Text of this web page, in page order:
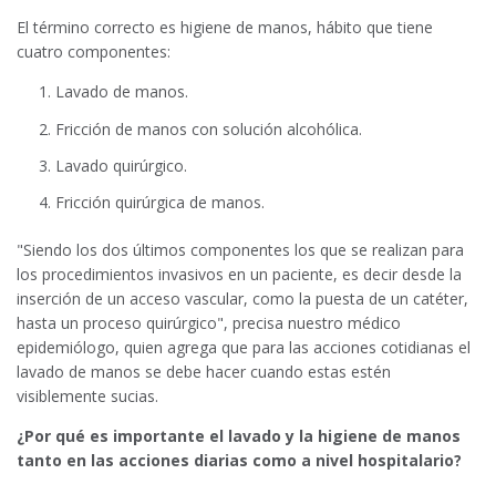
El término correcto es higiene de manos, hábito que tiene
cuatro componentes:
Lavado de manos.
Fricción de manos con solución alcohólica.
Lavado quirúrgico.
Fricción quirúrgica de manos.
"Siendo los dos últimos componentes los que se realizan para
los procedimientos invasivos en un paciente, es decir desde la
inserción de un acceso vascular, como la puesta de un catéter,
hasta un proceso quirúrgico", precisa nuestro médico
epidemiólogo, quien agrega que para las acciones cotidianas el
lavado de manos se debe hacer cuando estas estén
visiblemente sucias.
¿Por qué es importante el lavado y la higiene de manos
tanto en las acciones diarias como a nivel hospitalario?